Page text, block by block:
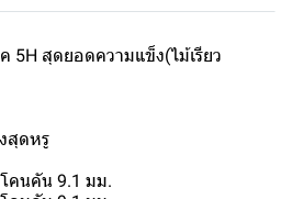
5H สุดยอดความแข็ง(ไม้เรียว
สุดหรู
คนคัน 9.1 มม.